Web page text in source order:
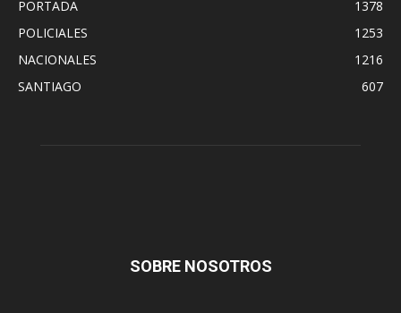
PORTADA
1378
POLICIALES
1253
NACIONALES
1216
SANTIAGO
607
SOBRE NOSOTROS